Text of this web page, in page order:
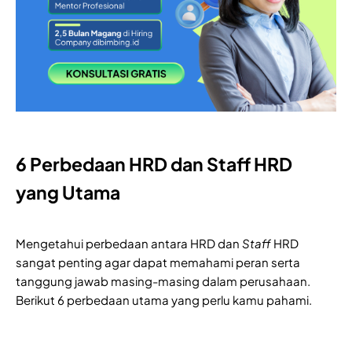
6 Perbedaan HRD dan Staff HRD
yang Utama
Mengetahui perbedaan antara HRD dan Staff HRD
sangat penting agar dapat memahami peran serta
tanggung jawab masing-masing dalam perusahaan.
Berikut 6 perbedaan utama yang perlu kamu pahami.